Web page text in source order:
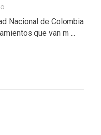
Nacional de Colombia
que van m ...